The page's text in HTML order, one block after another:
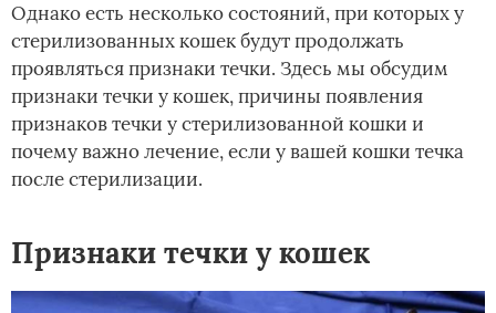
Однако есть несколько состояний, при которых у
стерилизованных кошек будут продолжать
проявляться признаки течки. Здесь мы обсудим
признаки течки у кошек, причины появления
признаков течки у стерилизованной кошки и
почему важно лечение, если у вашей кошки течка
после стерилизации.
Признаки течки у кошек